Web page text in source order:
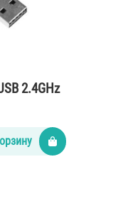
2.4GHz